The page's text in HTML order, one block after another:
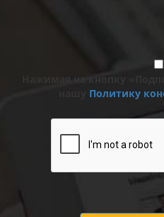
Нажимая на кнопку
Политику